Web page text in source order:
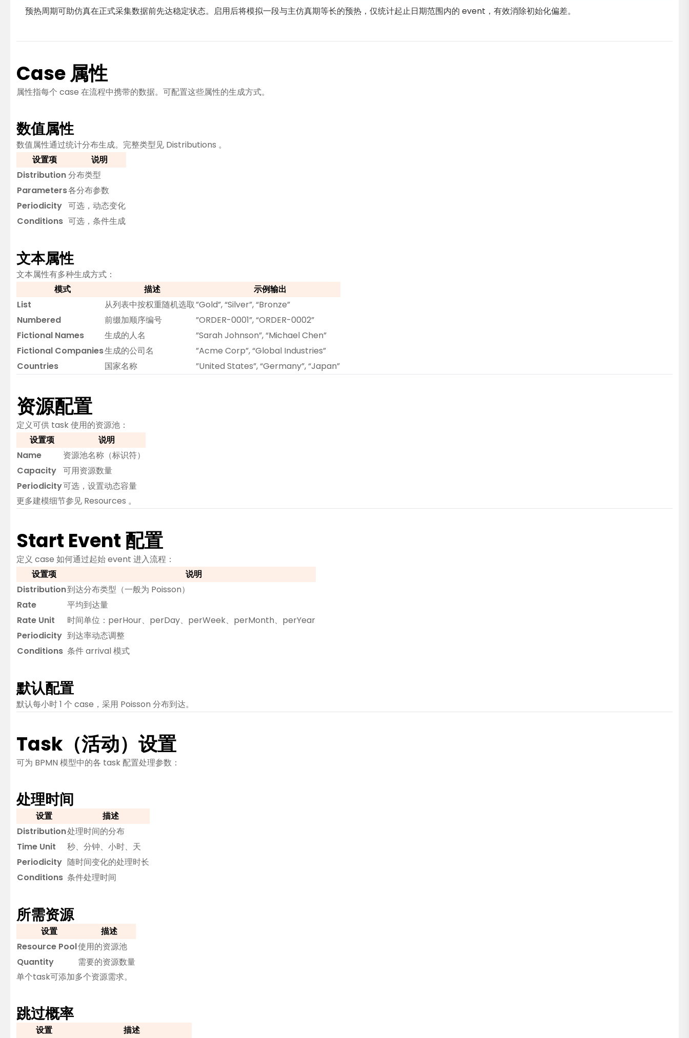
预热周期可助仿真在正式采集数据前先达稳定状态。启用后将模拟一段与主仿真期等长的预热，仅统计起止日期范围内的 event，有效消除初始化偏差。
Case 属性
属性指每个 case 在流程中携带的数据。可配置这些属性的生成方式。
数值属性
数值属性通过统计分布生成。完整类型见 Distributions 。
设置项
说明
Distribution分布类型
Parameters各分布参数
Periodicity 可选，动态变化
Conditions 可选，条件生成
文本属性
文本属性有多种生成方式：
模式
描述
示例输出
List
从列表中按权重随机选取”Gold”, “Silver”, “Bronze”
Numbered
前缀加顺序编号
”ORDER-0001”, “ORDER-0002”
Fictional Names
生成的人名
”Sarah Johnson”, “Michael Chen”
Fictional Companies生成的公司名
”Acme Corp”, “Global Industries”
Countries
国家名称 ”United States”, “Germany”, “Japan”
资源配置
定义可供 task 使用的资源池：
设置项
说明
Name
资源池名称（标识符）
Capacity 可用资源数量
Periodicity可选，设置动态容量
更多建模细节参见 Resources 。
Start Event 配置
定义 case 如何通过起始 event 进入流程：
设置项
说明
Distribution到达分布类型（一般为 Poisson）
Rate
平均到达量
Rate Unit
时间单位：perHour、perDay、perWeek、perMonth、perYear
Periodicity 到达率动态调整
Conditions 条件 arrival 模式
默认配置
默认每小时 1 个 case，采用 Poisson 分布到达。
Task（活动）设置
可为 BPMN 模型中的各 task 配置处理参数：
处理时间
设置
描述
Distribution处理时间的分布
Time Unit
秒、分钟、小时、天
Periodicity 随时间变化的处理时长
Conditions 条件处理时间
所需资源
设置
描述
Resource Pool使用的资源池
Quantity
需要的资源数量
单个task可添加多个资源需求。
跳过概率
设置 描述